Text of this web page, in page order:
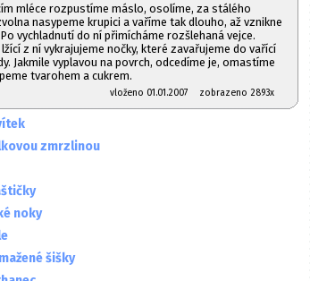
mléce rozpustíme máslo, osolíme, za stálého
nasypeme krupici a vaříme tak dlouho, až vznikne
vychladnutí do ní přimícháme rozšlehaná vejce.
z ní vykrajujeme nočky, které zavařujeme do vařící
Jakmile vyplavou na povrch, odcedíme je, omastíme
tvarohem a cukrem.
vloženo 01.01.2007 zobrazeno 2893x
zmrzlinou
noky
šišky